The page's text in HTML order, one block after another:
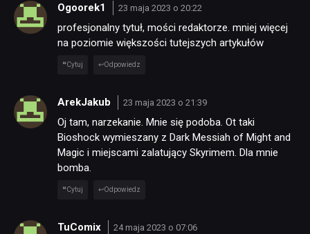
Ogoorek1 23 maja 2023 o 20:22
profesjonalny tytuł, mości redaktorze. mniej więcej
na poziomie większości tutejszych artykułów
Cytuj Odpowiedz
ArekJakub 23 maja 2023 o 21:39
Oj tam, narzekanie. Mnie się podoba. Ot taki
Bioshock wymieszany z Dark Messiah of Might and
Magic i miejscami zalatujący Skyrimem. Dla mnie
bomba.
Cytuj Odpowiedz
TuComix 24 maja 2023 o 07:06